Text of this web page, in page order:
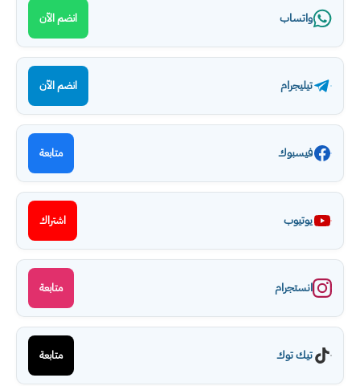
واتساب انضم الآن
تيليجرام انضم الآن
فيسبوك متابعة
يوتيوب اشتراك
انستجرام متابعة
تيك توك متابعة